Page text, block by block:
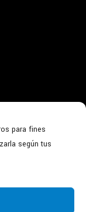
para fines
según tus
5022135